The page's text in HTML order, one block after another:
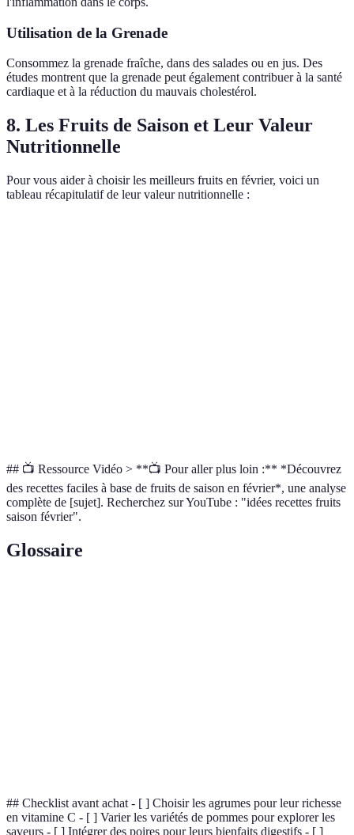
Utilisation de la Grenade
Consommez la grenade fraîche, dans des salades ou en jus. Des
études montrent que la grenade peut également contribuer à la santé
cardiaque et à la réduction du mauvais cholestérol.
8. Les Fruits de Saison et Leur Valeur
Nutritionnelle
Pour vous aider à choisir les meilleurs fruits en février, voici un
tableau récapitulatif de leur valeur nutritionnelle :
## 📺 Ressource Vidéo > **📺 Pour aller plus loin :** *Découvrez
des recettes faciles à base de fruits de saison en février*, une analyse
complète de [sujet]. Recherchez sur YouTube : "idées recettes fruits
saison février".
Glossaire
## Checklist avant achat - [ ] Choisir les agrumes pour leur richesse
en vitamine C - [ ] Varier les variétés de pommes pour explorer les
saveurs - [ ] Intégrer des poires pour leurs bienfaits digestifs - [ ]